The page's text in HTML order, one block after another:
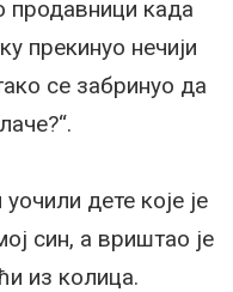
када
прекинуо нечији
се забринуо да
дете које је
син, а вриштао је
из колица.